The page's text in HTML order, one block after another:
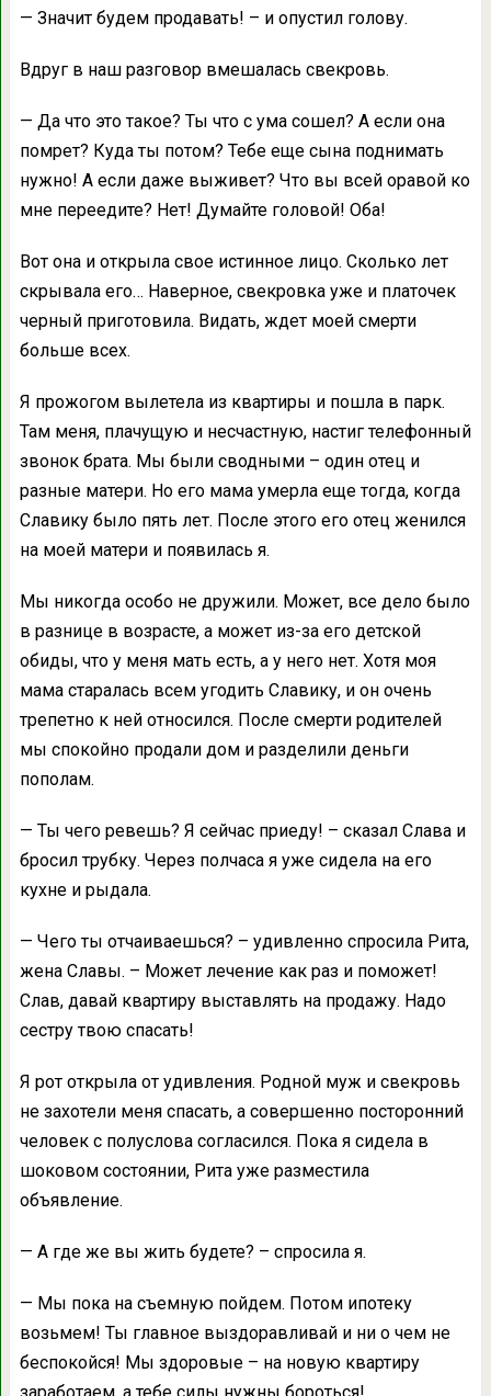
— Значит будем продавать! – и опустил голову.
Вдруг в наш разговор вмешалась свекровь.
— Да что это такое? Ты что с ума сошел? А если она
помрет? Куда ты потом? Тебе еще сына поднимать
нужно! А если даже выживет? Что вы всей оравой ко
мне переедите? Нет! Думайте головой! Оба!
Вот она и открыла свое истинное лицо. Сколько лет
скрывала его… Наверное, свекровка уже и платочек
черный приготовила. Видать, ждет моей смерти
больше всех.
Я прожогом вылетела из квартиры и пошла в парк.
Там меня, плачущую и несчастную, настиг телефонный
звонок брата. Мы были сводными – один отец и
разные матери. Но его мама умерла еще тогда, когда
Славику было пять лет. После этого его отец женился
на моей матери и появилась я.
Мы никогда особо не дружили. Может, все дело было
в разнице в возрасте, а может из-за его детской
обиды, что у меня мать есть, а у него нет. Хотя моя
мама старалась всем угодить Славику, и он очень
трепетно к ней относился. После смерти родителей
мы спокойно продали дом и разделили деньги
пополам.
— Ты чего ревешь? Я сейчас приеду! – сказал Слава и
бросил трубку. Через полчаса я уже сидела на его
кухне и рыдала.
— Чего ты отчаиваешься? – удивленно спросила Рита,
жена Славы. – Может лечение как раз и поможет!
Слав, давай квартиру выставлять на продажу. Надо
сестру твою спасать!
Я рот открыла от удивления. Родной муж и свекровь
не захотели меня спасать, а совершенно посторонний
человек с полуслова согласился. Пока я сидела в
шоковом состоянии, Рита уже разместила
объявление.
— А где же вы жить будете? – спросила я.
— Мы пока на съемную пойдем. Потом ипотеку
возьмем! Ты главное выздоравливай и ни о чем не
беспокойся! Мы здоровые – на новую квартиру